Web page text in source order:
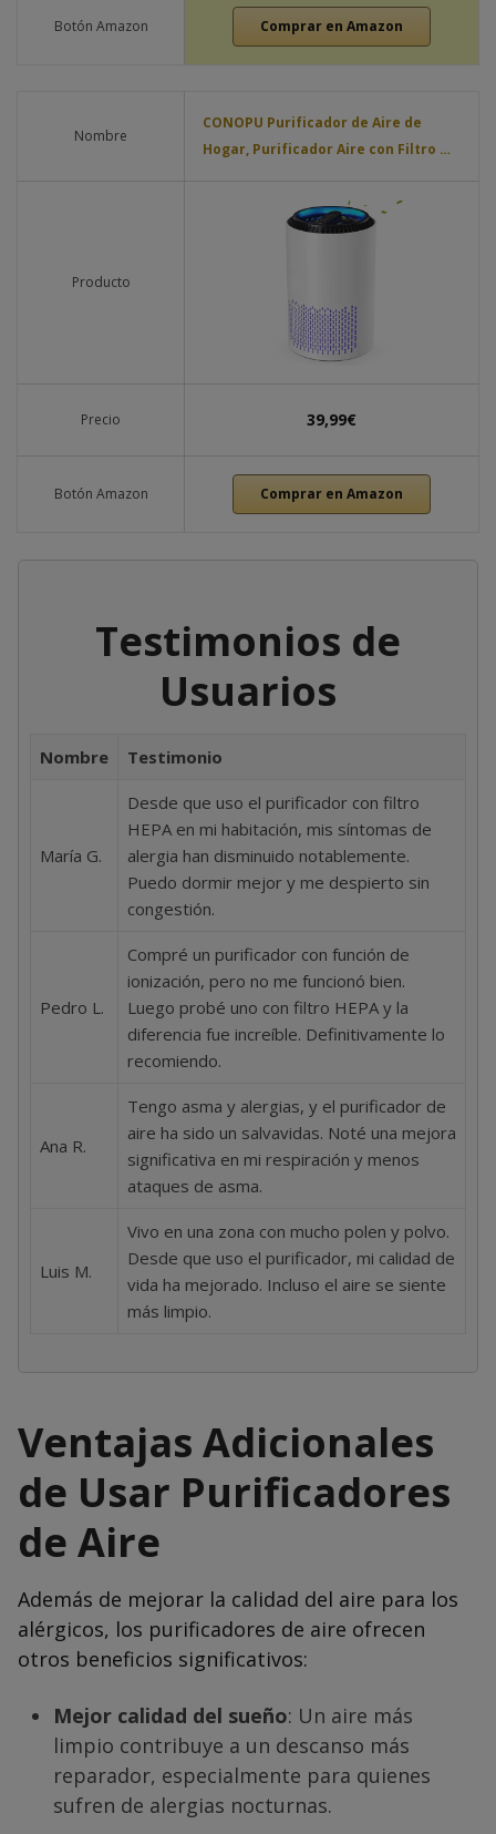
Botón Amazon Comprar en Amazon
Nombre
CONOPU Purificador de Aire de
Hogar, Purificador Aire con Filtro …
Producto
Precio 39,99€
Botón Amazon Comprar en Amazon
Testimonios de
Usuarios
Nombre Testimonio
María G.
Desde que uso el purificador con filtro
HEPA en mi habitación, mis síntomas de
alergia han disminuido notablemente.
Puedo dormir mejor y me despierto sin
congestión.
Pedro L.
Compré un purificador con función de
ionización, pero no me funcionó bien.
Luego probé uno con filtro HEPA y la
diferencia fue increíble. Definitivamente lo
recomiendo.
Ana R.
Tengo asma y alergias, y el purificador de
aire ha sido un salvavidas. Noté una mejora
significativa en mi respiración y menos
ataques de asma.
Luis M.
Vivo en una zona con mucho polen y polvo.
Desde que uso el purificador, mi calidad de
vida ha mejorado. Incluso el aire se siente
más limpio.
Ventajas Adicionales
de Usar Purificadores
de Aire
Además de mejorar la calidad del aire para los
alérgicos, los purificadores de aire ofrecen
otros beneficios significativos:
Mejor calidad del sueño: Un aire más
limpio contribuye a un descanso más
reparador, especialmente para quienes
sufren de alergias nocturnas.